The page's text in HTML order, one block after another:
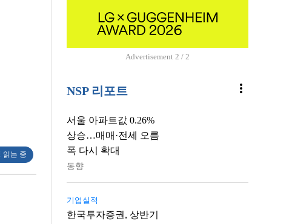
읽는 중
Advertisement 1 / 2
NSP 리포트 more_vert
서울 아파트값 0.26%
상승…매매·전세 오름
폭 다시 확대
동향
기업실적
한국투자증권, 상반기